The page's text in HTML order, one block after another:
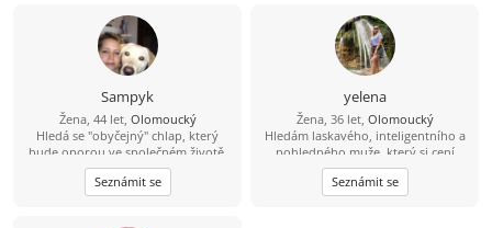
říkáme." :))
Sampyk
Žena, 44 let, Olomoucký
Hledá se "obyčejný" chlap, který
bude oporou ve společném životě.
Seznámit se
yelena
Žena, 36 let, Olomoucký
Hledám laskavého, inteligentního a
pohledného muže, který si cení
upřímnosti a miluje pohodlí.
Seznámit se